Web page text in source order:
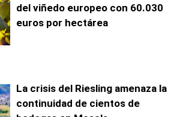
del viñedo europeo con 60.030
euros por hectárea
La crisis del Riesling amenaza la
continuidad de cientos de